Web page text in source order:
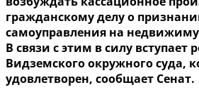
гражданскому делу о
самоуправления на
В связи с этим в силу вступает
Видземского окружного суда,
удовлетворен, сообщает Сенат.